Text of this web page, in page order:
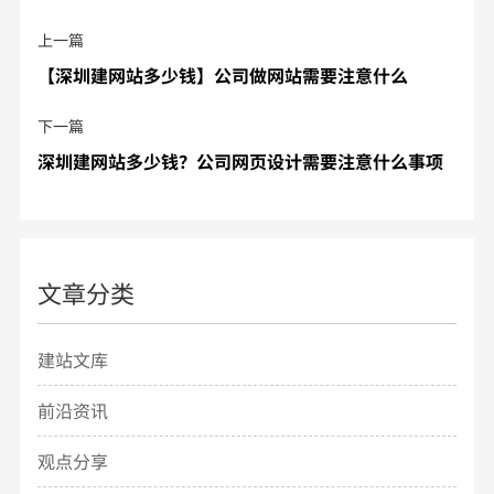
上一篇
【深圳建网站多少钱】公司做网站需要注意什么
下一篇
深圳建网站多少钱？公司网页设计需要注意什么事项
文章分类
建站文库
前沿资讯
观点分享